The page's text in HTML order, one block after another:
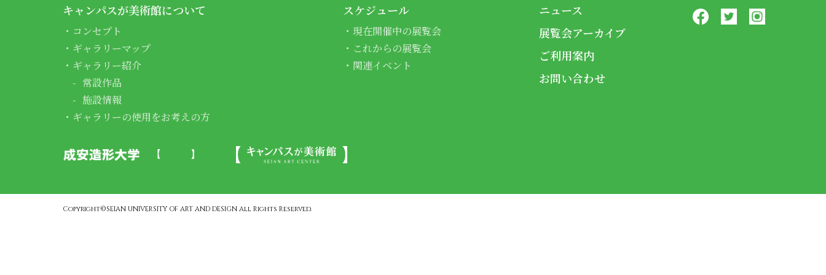
キャンパスが美術館について
コンセプト
ギャラリーマップ
ギャラリー紹介
常設作品
施設情報
ギャラリーの使用をお考えの方
スケジュール
現在開催中の展覧会
これからの展覧会
関連イベント
ニュース
展覧会アーカイブ
ご利用案内
お問い合わせ
Copyright©SEIAN UNIVERSITY OF ART AND DESIGN All Rights Reserved.